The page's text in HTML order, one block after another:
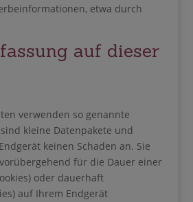
etwa durch
auf dieser
verwenden so genannte
sind kleine Datenpakete und
keinen Schaden an. Sie
für die Dauer einer
oder dauerhaft
auf Ihrem Endgerät